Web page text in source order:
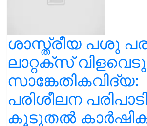
ശാസ്ത്രീയ പശു
ലാറ്റക്സ്
സാങ്കേതികവിദ്യ:
പരിശീലന
കൂടുതൽ